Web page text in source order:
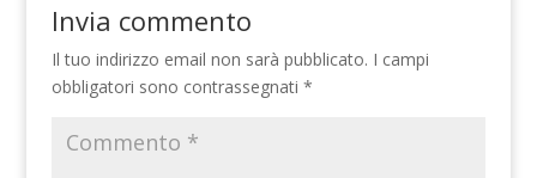
Invia commento
Il tuo indirizzo email non sarà pubblicato. I campi
obbligatori sono contrassegnati *